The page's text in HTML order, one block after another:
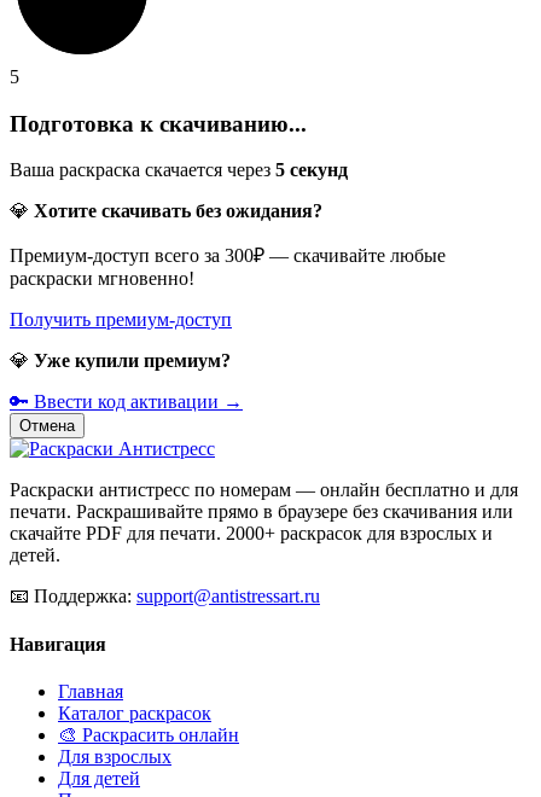
5
Подготовка к скачиванию...
Ваша раскраска скачается через 5 секунд
💎 Хотите скачивать без ожидания?
Премиум-доступ всего за 300₽ — скачивайте любые
раскраски мгновенно!
Получить премиум-доступ
💎 Уже купили премиум?
🔑 Ввести код активации →
Отмена
Раскраски антистресс по номерам — онлайн бесплатно и для
печати. Раскрашивайте прямо в браузере без скачивания или
скачайте PDF для печати. 2000+ раскрасок для взрослых и
детей.
📧 Поддержка: support@antistressart.ru
Навигация
Главная
Каталог раскрасок
🎨 Раскрасить онлайн
Для взрослых
Для детей